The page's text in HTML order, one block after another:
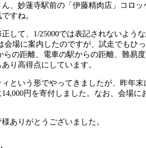
、妙蓮寺駅前の「伊藤精肉店」コロ
すね。
して、1/25000では表記されないよう
場に案内したのですが、試走でも
の距離、電車の駅からの距離、難
り高得点にしています。
という形でやってきましたが、昨年
円を寄付しました。なお、会場
ありがとうございました。